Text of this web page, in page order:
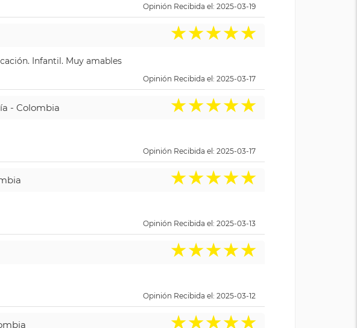
Opinión Recibida el: 2025-03-19
★★★★★
Infantil. Muy amables
Opinión Recibida el: 2025-03-17
- Colombia ★★★★★
Opinión Recibida el: 2025-03-17
★★★★★
Opinión Recibida el: 2025-03-13
★★★★★
Opinión Recibida el: 2025-03-12
★★★★★